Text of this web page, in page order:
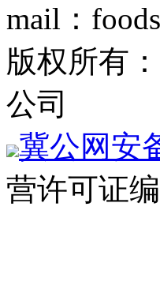
mail：
版权所有
公司
冀公网安
营许可证